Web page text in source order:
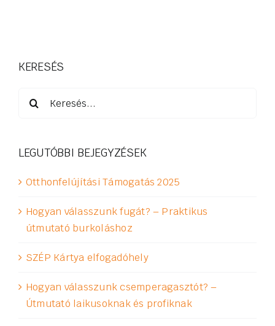
KERESÉS
Keresés...
LEGUTÓBBI BEJEGYZÉSEK
Otthonfelújítási Támogatás 2025
Hogyan válasszunk fugát? – Praktikus
útmutató burkoláshoz
SZÉP Kártya elfogadóhely
Hogyan válasszunk csemperagasztót? –
Útmutató laikusoknak és profiknak